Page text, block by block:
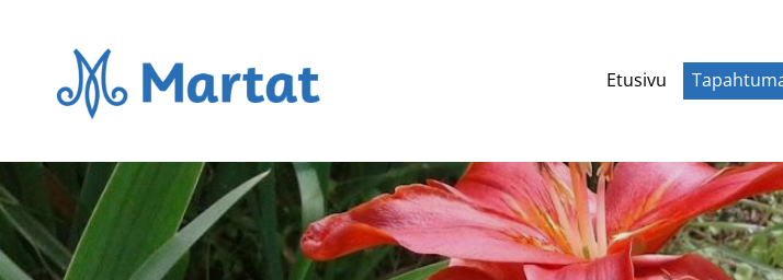
sisältöön
Ristijärven martat Etusivu